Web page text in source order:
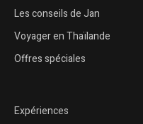
Les conseils de Jan
Voyager en Thaïlande
Offres spéciales
Expériences